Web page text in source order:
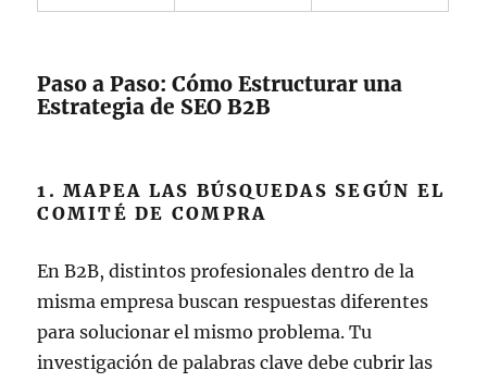
Paso a Paso: Cómo Estructurar una
Estrategia de SEO B2B
1. MAPEA LAS BÚSQUEDAS SEGÚN EL
COMITÉ DE COMPRA
En B2B, distintos profesionales dentro de la
misma empresa buscan respuestas diferentes
para solucionar el mismo problema. Tu
investigación de palabras clave debe cubrir las